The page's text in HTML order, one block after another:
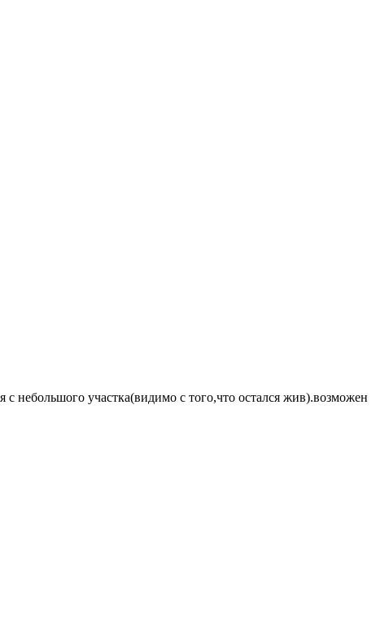
с небольшого участка(видимо с того,что остался жив).возможен